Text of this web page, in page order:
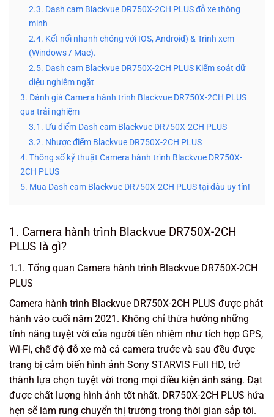
2.3. Dash cam Blackvue DR750X-2CH PLUS đỗ xe thông
minh
2.4. Kết nối nhanh chóng với IOS, Android) & Trình xem
(Windows / Mac).
2.5. Dash cam Blackvue DR750X-2CH PLUS Kiểm soát dữ
diệu nghiêm ngặt
3. Đánh giá Camera hành trình Blackvue DR750X-2CH PLUS
qua trải nghiệm
3.1. Ưu điểm Dash cam Blackvue DR750X-2CH PLUS
3.2. Nhược điểm Blackvue DR750X-2CH PLUS
4. Thông số kỹ thuật Camera hành trình Blackvue DR750X-
2CH PLUS
5. Mua Dash cam Blackvue DR750X-2CH PLUS tại đâu uy tín!
1. Camera hành trình Blackvue DR750X-2CH
PLUS là gì?
1.1. Tổng quan Camera hành trình Blackvue DR750X-2CH
PLUS
Camera hành trình Blackvue DR750X-2CH PLUS được phát
hành vào cuối năm 2021. Không chỉ thừa hưởng những
tính năng tuyệt vời của người tiền nhiệm như tích hợp GPS,
Wi-Fi, chế độ đỗ xe mà cả camera trước và sau đều được
trang bị cảm biến hình ảnh Sony STARVIS Full HD, trở
thành lựa chọn tuyệt vời trong mọi điều kiện ánh sáng. Đạt
được chất lượng hình ảnh tốt nhất. DR750X-2CH PLUS hứa
hẹn sẽ làm rung chuyển thị trường trong thời gian sắp tới.